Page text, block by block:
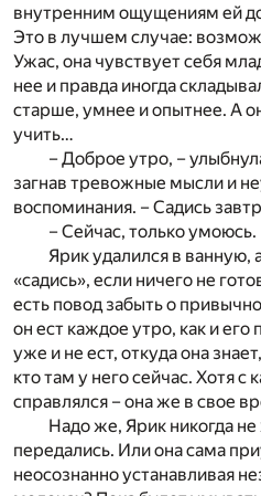
внутренним ощущениям ей
Это в лучшем случае:
Ужас, она чувствует себя
нее и правда иногда
старше, умнее и опытнее. А
учить…
– Доброе утро, –
загнав тревожные мысли и
воспоминания. – Садись
– Сейчас, только умоюсь.
Ярик удалился в ванную,
«садись», если ничего не
есть повод забыть о
он ест каждое утро, как и
уже и не ест, откуда она
кто там у него сейчас. Хотя
справлялся – она же в свое
Надо же, Ярик никогда
передались. Или она сама
неосознанно устанавливая